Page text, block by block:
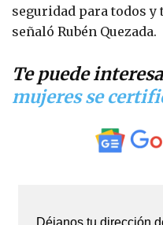
seguridad para todos y
señaló Rubén Quezada.
Te puede
mujeres se